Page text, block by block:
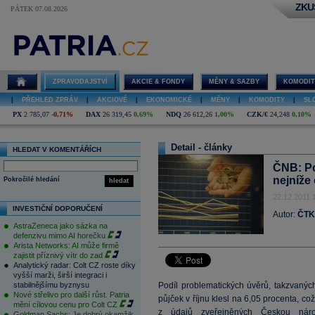
PÁTEK 07.08.2026
ZPRAVODAJSTVÍ AKCIE & FONDY MĚNY & SAZBY
PŘEHLED ZPRÁV AKCIOVÉ EKONOMICKÉ MĚNY KOMODITY
PX 2 785,07 -0,71% DAX 26 319,45 0,69% NDQ 26 612,26 1,00% CZK/€ 24,248 0,10%
HLEDAT V KOMENTÁŘÍCH
hledat
Pokročilé hledání
INVESTIČNÍ DOPORUČENÍ
AstraZeneca jako sázka na
defenzivu mimo AI horečku
Arista Networks: AI může firmě
zajistit příznivý vítr do zad
Analytický radar: Colt CZ roste díky
vyšší marži, širší integraci i
stabilnějšímu byznysu
Nové střelivo pro další růst. Patria
mění cílovou cenu pro Colt CZ
Detail - články
ČNB:
nejníže
22.12.2011
Autor: ČTK
Podíl problematických úvěrů,
půjček v říjnu klesl na 6,05 procenta,
z údajů zveřejněných Českou